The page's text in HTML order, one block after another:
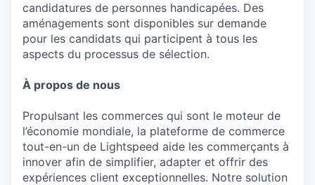
candidatures de personnes handicapées. Des
aménagements sont disponibles sur demande
pour les candidats qui participent à tous les
aspects du processus de sélection.
À propos de nous
Propulsant les commerces qui sont le moteur de
l’économie mondiale, la plateforme de commerce
tout-en-un de Lightspeed aide les commerçants à
innover afin de simplifier, adapter et offrir des
expériences client exceptionnelles. Notre solution